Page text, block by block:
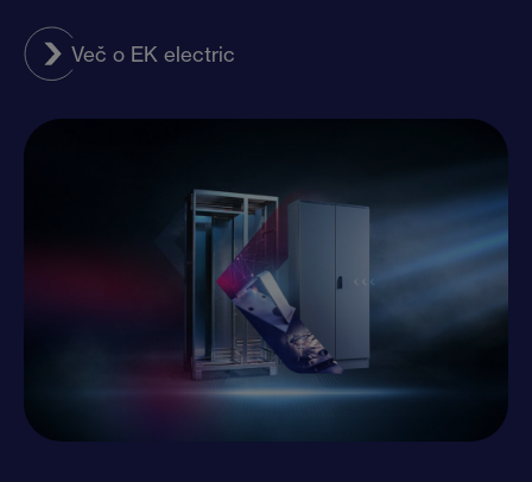
Več o EK electric